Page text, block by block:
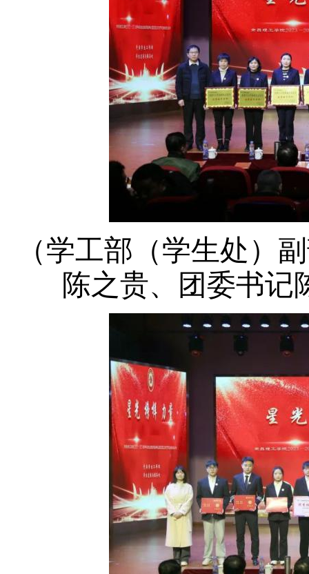
（学工部（学生处）
陈之贵、团委书记